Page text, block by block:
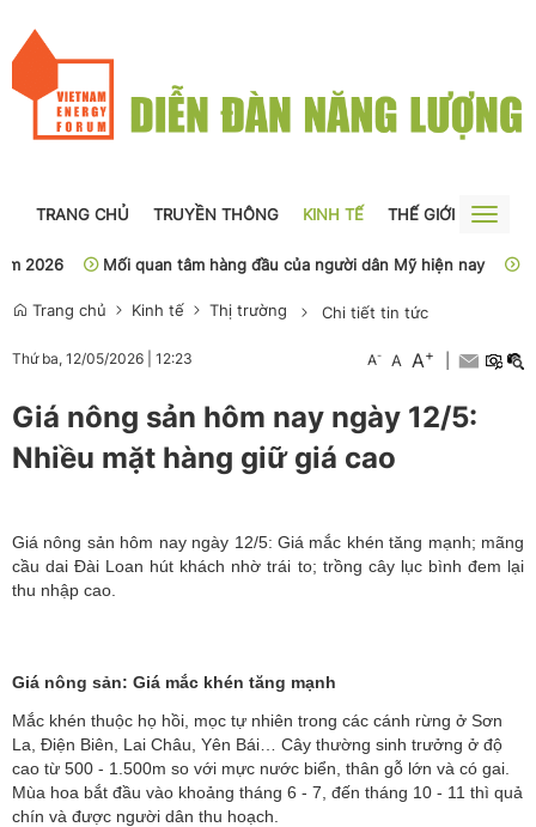
TRANG CHỦ TRUYỀN THÔNG KINH TẾ THẾ GIỚI
Toggle
Mối quan tâm hàng đầu của người dân Mỹ hiện nay Sở
Trang chủ Kinh tế Thị trường Chi tiết tin tức
Thứ ba, 12/05/2026 12:23 A- A A+
Giá nông sản hôm nay ngày 12/5:
Nhiều mặt hàng giữ giá cao
Giá nông sản hôm nay ngày 12/5: Giá mắc khén tăng mạnh; mãng
cầu dai Đài Loan hút khách nhờ trái to; trồng cây lục bình đem lại
thu nhập cao.
Giá nông sản: Giá mắc khén tăng mạnh
Mắc khén thuộc họ hồi, mọc tự nhiên trong các cánh rừng ở Sơn
La, Điện Biên, Lai Châu, Yên Bái… Cây thường sinh trưởng ở độ
cao từ 500 - 1.500m so với mực nước biển, thân gỗ lớn và có gai.
Mùa hoa bắt đầu vào khoảng tháng 6 - 7, đến tháng 10 - 11 thì quả
chín và được người dân thu hoạch.